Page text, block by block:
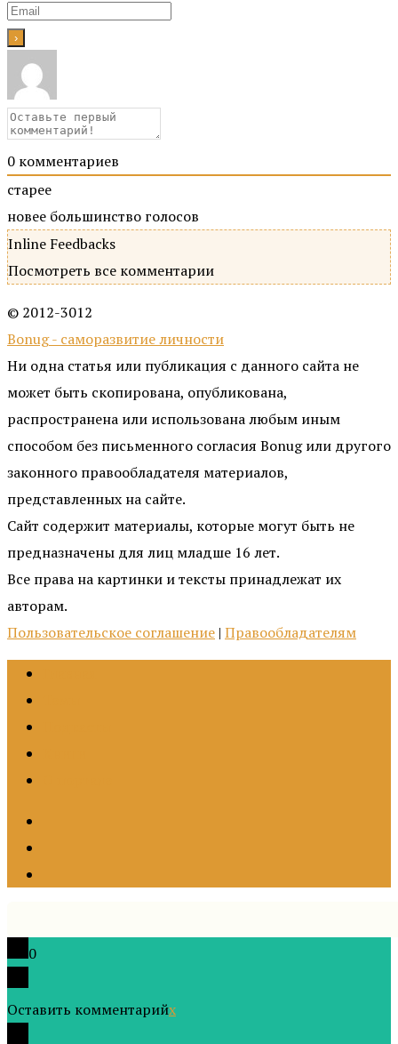
0 комментариев
старее
новее большинство голосов
Inline Feedbacks
Посмотреть все комментарии
© 2012-3012
Bonug - саморазвитие личности
Ни одна статья или публикация с данного сайта не
может быть скопирована, опубликована,
распространена или использована любым иным
способом без письменного согласия Bonug или другого
законного правообладателя материалов,
представленных на сайте.
Сайт содержит материалы, которые могут быть не
предназначены для лиц младше 16 лет.
Все права на картинки и тексты принадлежат их
авторам.
Пользовательское соглашение | Правообладателям
0
Оставить комментарийx